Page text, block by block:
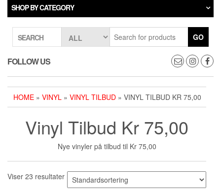
SHOP BY CATEGORY
SEARCH GO
FOLLOW US
HOME » VINYL » VINYL TILBUD » VINYL TILBUD KR 75,00
Vinyl Tilbud Kr 75,00
Nye vinyler på tilbud til Kr 75,00
Viser 23 resultater